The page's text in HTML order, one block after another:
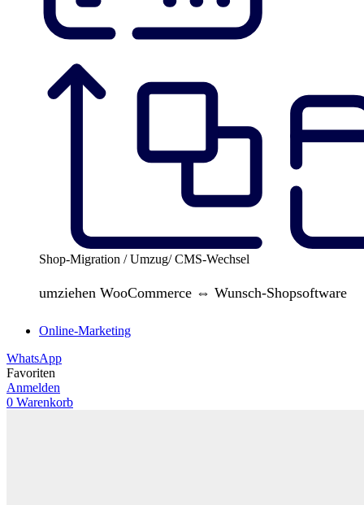
Shop-Migration / Umzug/ CMS-Wechsel
umziehen WooCommerce ⇔ Wunsch-Shopsoftware
Online-Marketing
WhatsApp
Favoriten
Anmelden
0 Warenkorb